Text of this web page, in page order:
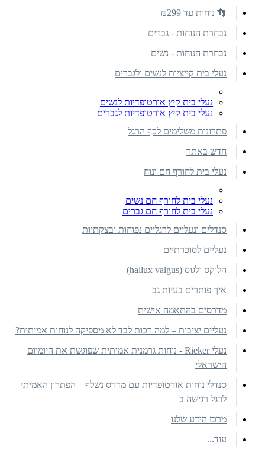
👣 נוחות עד ₪299
נבחרת הנוחות - גברים
נבחרת הנוחות - נשים
נעלי בית קייציות לנשים ולגברים
נעלי בית קיץ אורטופדיות לנשים
נעלי בית קיץ אורטופדיות לגברים
פתרונות משלימים לכף הרגל
חדש באתר
נעלי בית לחורף חם ונוח
נעלי בית לחורף חם נשים
נעלי בית לחורף חם גברים
סנדלים ונעליים לרגליים נפוחות ובצקתיות
נעליים לסוכרתיים
הלוקס ולגוס (hallux valgus)
איך פותרים בעיות גב
מדרסים בהתאמה אישית
נעליים יציבות – למה רכות לבד לא מספיקה לנוחות אמיתית?
נעלי Rieker - נוחות גרמנית אמיתית שפוגשת את היומיום
הישראלי
סנדלי נוחות אורטופדיות עם מדרס נשלף – הפתרון האמיתי
לרגל רגישה ב
מרכז הידע שלנו
עוד...